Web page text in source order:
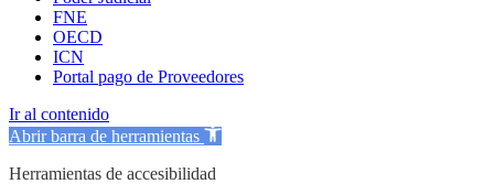
FNE
OECD
ICN
Portal pago de Proveedores
Ir al contenido
Abrir barra de herramientas
Herramientas de accesibilidad